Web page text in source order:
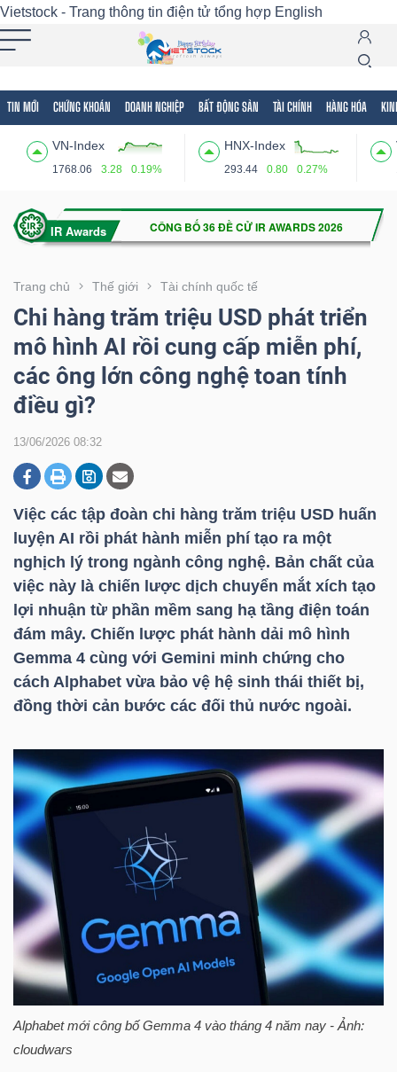
Vietstock - Trang thông tin điện tử tổng hợp English
TIN MỚI CHỨNG KHOÁN DOANH NGHIỆP BẤT ĐỘNG SẢN TÀI CHÍNH HÀNG HÓA
VN-Index
1768.06 3.28 0.19%
HNX-Index
293.44 0.80 0.27%
Trang chủ Thế giới Tài chính quốc tế
Chi hàng trăm triệu USD phát triển
mô hình AI rồi cung cấp miễn phí,
các ông lớn công nghệ toan tính
điều gì?
13/06/2026 08:32
Việc các tập đoàn chi hàng trăm triệu USD huấn
luyện AI rồi phát hành miễn phí tạo ra một
nghịch lý trong ngành công nghệ. Bản chất của
việc này là chiến lược dịch chuyển mắt xích tạo
lợi nhuận từ phần mềm sang hạ tầng điện toán
đám mây. Chiến lược phát hành dải mô hình
Gemma 4 cùng với Gemini minh chứng cho
cách Alphabet vừa bảo vệ hệ sinh thái thiết bị,
đồng thời cản bước các đối thủ nước ngoài.
Alphabet mới công bố Gemma 4 vào tháng 4 năm nay - Ảnh:
cloudwars
Tất cả Tính năng Ngành Mã chứng khoán
Tính
(-)
VIETSTOCK
CHỨNG
KHOÁN
NGHIỆP
BẤT
ĐỘNG
SẢN
HÀNG
HÓA
KINH
TẾ
THẾ
GIỚI